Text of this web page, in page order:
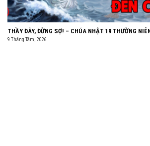
THẦY ĐÂY, ĐỪNG SỢ! – CHÚA NHẬT 19 THƯỜNG
9 Tháng Tám, 2026